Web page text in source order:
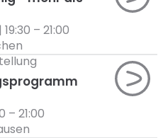
– 21:00
– 21:00